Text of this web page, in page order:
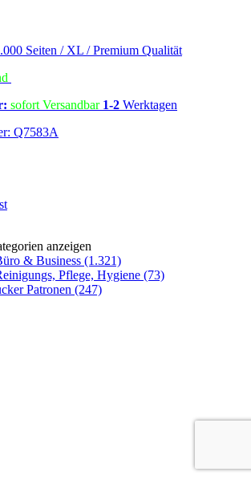
Seiten / XL / Premium Qualität
d
sofort Versandbar 1-2 Werktagen
Q7583A
anzeigen
& Business (1.321)
Pflege, Hygiene (73)
Patronen (247)